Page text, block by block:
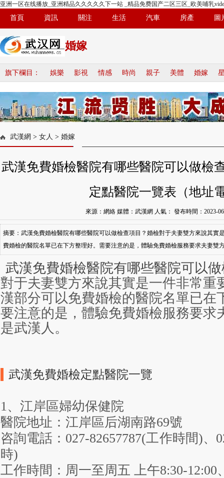
亚洲一区在线播放_亚洲精品久久久久久下一站 _精品免费国产二区三区_欧美哺乳
首頁 資訊 關注 生活 汽車 房產 圖
婚嫁
旗下欄目： 娛樂 影視 情感 時尚 親子 美體 婚嫁
武漢網 > 女人 > 婚嫁
武漢免費婚檢醫院有哪些醫院可以做檢查
定點醫院一覽表（地址
來源：網絡 媒體：武漢網 人氣： 發布時間：2023-
摘要：武漢免費婚檢醫院有哪些醫院可以做檢查項目？婚檢對于夫妻雙方來說其
費婚檢的醫院名單已在下方整理好。需要注意的是，體驗免費婚檢服務要求夫妻雙方
間：周一至周五 上午8:30-12:00
武漢免費婚檢醫院有哪些醫院可以做檢
對于夫妻雙方來說其實是一件非常重
漢部分可以免費婚檢的醫院名單已在
要注意的是，體驗免費婚檢服務要求
是武漢人。
武漢免費婚檢定點醫院一覽
1、江岸區婦幼保健院
醫院地址：江岸區后湖南路69號
咨詢電話：027-82657787(工作時間)、
時)
工作時間：周一至周五 上午8:30-